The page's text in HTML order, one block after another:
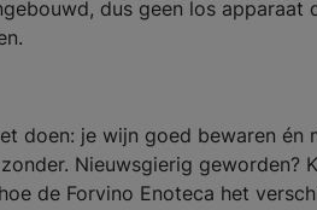
dus geen los apparaat
doen: je wijn goed bewaren én
Nieuwsgierig geworden?
de Forvino Enoteca het